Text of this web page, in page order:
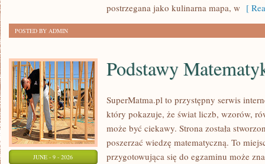
postrzegana jako kulinarna mapa, w [
POSTED BY ADMIN
JUNE - 9 - 2026
Podstawy
SuperMatma.pl to przystępny serwis
który pokazuje, że świat liczb, wzorów,
może być ciekawy. Strona została
poszerzać wiedzę matematyczną. To
przygotowująca się do egzaminu może